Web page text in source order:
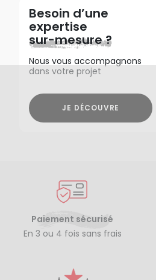
Besoin d’une
expertise
sur-mesure ?
Nous vous accompagnons
dans votre projet
JE DÉCOUVRE
Paiement sécurisé
En 3 ou 4 fois sans frais